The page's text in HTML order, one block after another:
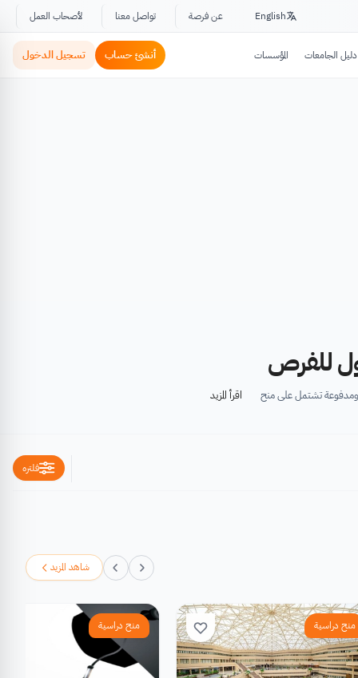
English عن فرصة تواصل معنا لأصحاب العمل
دليل الجامعات المؤسسات أنشئ حساب تسجيل الدخول
للفرص
ومدفوعة تشتمل على منح
اقرأ المزيد
فلتره
شاهد المزيد
منح دراسية منح دراسية